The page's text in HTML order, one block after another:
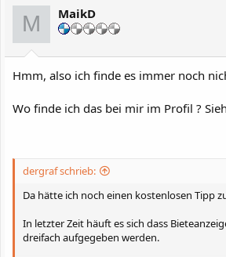
M MaikD
Hmm, also ich finde es immer noch
Wo finde ich das bei mir im Profil ?
dergraf schrieb:
Da hätte ich noch einen kostenlosen Tipp
In letzter Zeit häuft es sich dass
dreifach aufgegeben werden.